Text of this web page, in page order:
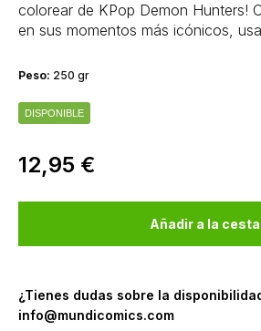
colorear de KPop Demon Hunters!
en sus momentos más icónicos,
Peso: 250 gr
DISPONIBLE
12,95 €
Añadir a la cesta
¿Tienes dudas sobre la
info@mundicomics.com